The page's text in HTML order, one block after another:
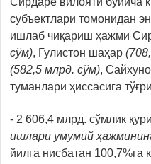
субъектлари томонидан
ишлаб чиқариш ҳажми
сўм), Гулистон шаҳар
(582,5 млрд. сўм),
туманлари ҳиссасига
- 2 606,4 млрд. сўмлик
ишлари умумий
йилга нисбатан 100,7%га